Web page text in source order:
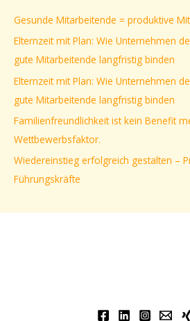
n
a
c
h
:
Gesunde Mitarbeitende = produktive
Elternzeit mit Plan: Wie Unternehmen
gute Mitarbeitende langfristig binden
Elternzeit mit Plan: Wie Unternehmen
gute Mitarbeitende langfristig binden
Familienfreundlichkeit ist kein Benefit
Wettbewerbsfaktor.
Wiedereinstieg erfolgreich gestalten –
Führungskräfte